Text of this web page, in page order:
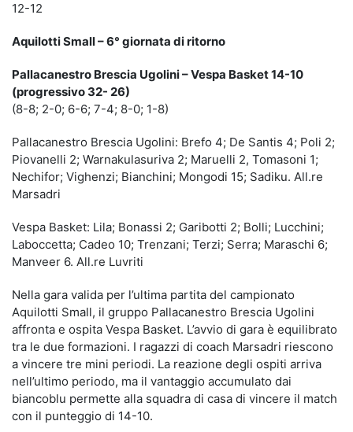
12-12
Aquilotti Small – 6° giornata di ritorno
Pallacanestro Brescia Ugolini – Vespa Basket 14-10
(progressivo 32- 26)
(8-8; 2-0; 6-6; 7-4; 8-0; 1-8)
Pallacanestro Brescia Ugolini: Brefo 4; De Santis 4; Poli 2;
Piovanelli 2; Warnakulasuriva 2; Maruelli 2, Tomasoni 1;
Nechifor; Vighenzi; Bianchini; Mongodi 15; Sadiku. All.re
Marsadri
Vespa Basket: Lila; Bonassi 2; Garibotti 2; Bolli; Lucchini;
Laboccetta; Cadeo 10; Trenzani; Terzi; Serra; Maraschi 6;
Manveer 6. All.re Luvriti
Nella gara valida per l’ultima partita del campionato
Aquilotti Small, il gruppo Pallacanestro Brescia Ugolini
affronta e ospita Vespa Basket. L’avvio di gara è equilibrato
tra le due formazioni. I ragazzi di coach Marsadri riescono
a vincere tre mini periodi. La reazione degli ospiti arriva
nell’ultimo periodo, ma il vantaggio accumulato dai
biancoblu permette alla squadra di casa di vincere il match
con il punteggio di 14-10.